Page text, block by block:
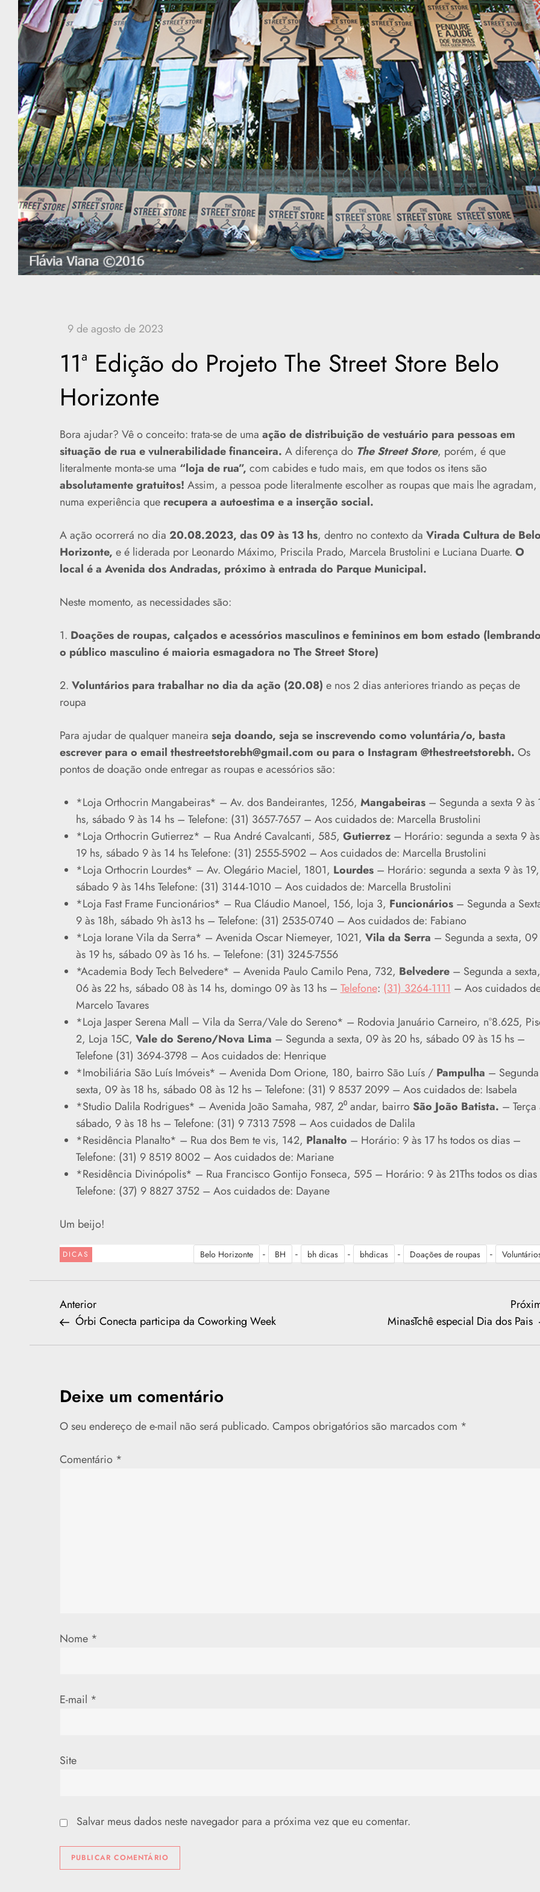
11ª Edição do Projeto The Street Store Belo
Horizonte
Bora ajudar? Vê o conceito: trata-se de uma ação de distribuição de vestuário para pessoas em
situação de rua e vulnerabilidade financeira. A diferença do The Street Store, porém, é que
literalmente monta-se uma “loja de rua”, com cabides e tudo mais, em que todos os itens são
absolutamente gratuitos! Assim, a pessoa pode literalmente escolher as roupas que mais lhe agradam,
numa experiência que recupera a autoestima e a inserção social.
A ação ocorrerá no dia 20.08.2023, das 09 às 13 hs, dentro no contexto da Virada Cultura de
Horizonte, e é liderada por Leonardo Máximo, Priscila Prado, Marcela Brustolini e Luciana Duarte. O
local é a Avenida dos Andradas, próximo à entrada do Parque Municipal.
Neste momento, as necessidades são:
1. Doações de roupas, calçados e acessórios masculinos e femininos em bom estado
o público masculino é maioria esmagadora no The Street Store)
2. Voluntários para trabalhar no dia da ação (20.08) e nos 2 dias anteriores triando as peças de
roupa
Para ajudar de qualquer maneira seja doando, seja se inscrevendo como voluntária/o, basta
escrever para o email thestreetstorebh@gmail.com ou para o Instagram @thestreetstorebh. Os
pontos de doação onde entregar as roupas e acessórios são:
*Loja Orthocrin Mangabeiras* – Av. dos Bandeirantes, 1256, Mangabeiras– Segunda a sexta 9 às
hs, sábado 9 às 14 hs – Telefone: (31) 3657-7657 – Aos cuidados de: Marcella Brustolini
*Loja Orthocrin Gutierrez* – Rua André Cavalcanti, 585, Gutierrez – Horário: segunda a sexta 9 às
19 hs, sábado 9 às 14 hs Telefone: (31) 2555-5902 – Aos cuidados de: Marcella Brustolini
*Loja Orthocrin Lourdes* – Av. Olegário Maciel, 1801, Lourdes– Horário: segunda a sexta 9 às 19,
sábado 9 às 14hs Telefone: (31) 3144-1010 – Aos cuidados de: Marcella Brustolini
*Loja Fast Frame Funcionários* – Rua Cláudio Manoel, 156, loja 3, Funcionários– Segunda a
9 às 18h, sábado 9h às13 hs – Telefone: (31) 2535-0740 – Aos cuidados de: Fabiano
*Loja Iorane Vila da Serra* – Avenida Oscar Niemeyer, 1021, Vila da Serra – Segunda a sexta, 09
às 19 hs, sábado 09 às 16 hs. – Telefone: (31) 3245-7556
*Academia Body Tech Belvedere* – Avenida Paulo Camilo Pena, 732, Belvedere– Segunda a sexta,
06 às 22 hs, sábado 08 às 14 hs, domingo 09 às 13 hs –Telefone:(31) 3264-1111– Aos cuidados
Marcelo Tavares
*Loja Jasper Serena Mall – Vila da Serra/Vale do Sereno* – Rodovia Januário Carneiro, n°8.625,
2, Loja 15C, Vale do Sereno/Nova Lima – Segunda a sexta, 09 às 20 hs, sábado 09 às 15 hs –
Telefone (31) 3694-3798 – Aos cuidados de: Henrique
*Imobiliária São Luís Imóveis* – Avenida Dom Orione, 180, bairro São Luís / Pampulha –
sexta, 09 às 18 hs, sábado 08 às 12 hs – Telefone: (31) 9 8537 2099 – Aos cuidados de: Isabela
*Studio Dalila Rodrigues* – Avenida João Samaha, 987, 2⁰ andar, bairroSão João Batista. – Terça
sábado, 9 às 18 hs – Telefone: (31) 9 7313 7598 – Aos cuidados de Dalila
*Residência Planalto* – Rua dos Bem te vis, 142, Planalto – Horário: 9 às 17 hs todos os dias –
Telefone: (31) 9 8519 8002 – Aos cuidados de: Mariane
*Residência Divinópolis* – Rua Francisco Gontijo Fonseca, 595 – Horário: 9 às 21Ths todos os
Telefone: (37) 9 8827 3752 – Aos cuidados de: Dayane
Um beijo!
DICAS Belo Horizonte - BH - bh dicas - bhdicas - Doações de roupas -
N
a
e
g
a
o
t
Previous
Post
Anterior
Órbi Conecta participa da Coworking Week
MinasTchê especial Dia dos Pais
Deixe um comentário
O seu endereço de e-mail não será publicado. Campos obrigatórios são marcados com *
Comentário *
Nome *
E-mail *
Site
Salvar meus dados neste navegador para a próxima vez que eu comentar.